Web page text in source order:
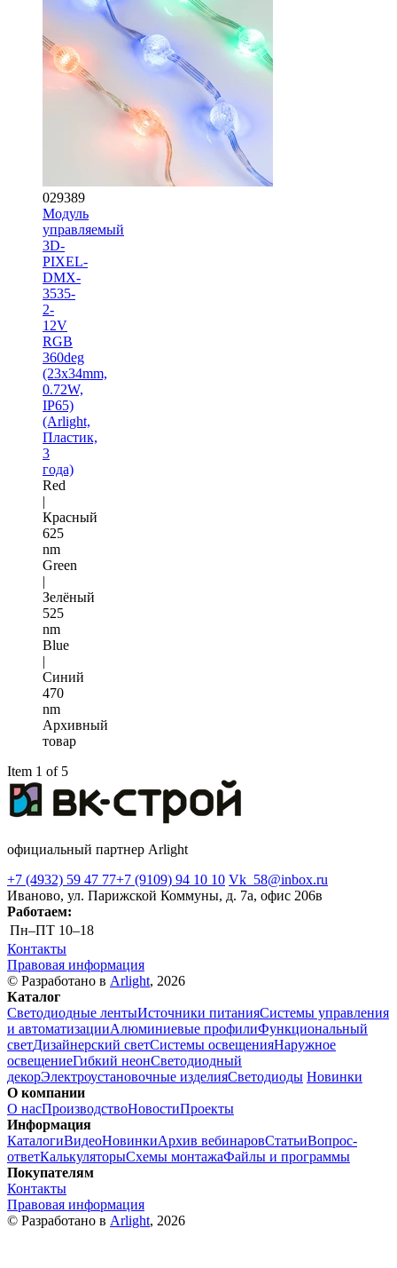
029389
Модуль
управляемый
3D-
PIXEL-
DMX-
3535-
2-
12V
RGB
360deg
(23x34mm,
0.72W,
IP65)
(Arlight,
Пластик,
3
года)
Red
|
Красный
625
nm
Green
|
Зелёный
525
nm
Blue
|
Синий
470
nm
Архивный
товар
Item 1 of 5
официальный партнер Arlight
+7 (4932) 59 47 77+7 (9109) 94 10 10 Vk_58@inbox.ru
Иваново, ул. Парижской Коммуны, д. 7а, офис 206в
Работаем:
Пн–ПТ 10–18
Контакты
Правовая информация
© Разработано в Arlight, 2026
Каталог
Светодиодные лентыИсточники питанияСистемы управления
и автоматизацииАлюминиевые профилиФункциональный
светДизайнерский светСистемы освещенияНаружное
освещениеГибкий неонСветодиодный
декорЭлектроустановочные изделияСветодиоды Новинки
О компании
О насПроизводствоНовостиПроекты
Информация
КаталогиВидеоНовинкиАрхив вебинаровСтатьиВопрос-
ответКалькуляторыСхемы монтажаФайлы и программы
Покупателям
Контакты
Правовая информация
© Разработано в Arlight, 2026